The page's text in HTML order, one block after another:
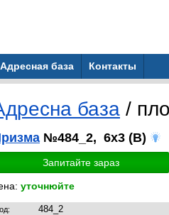
Адресная база Контакты
база /
№484_2, 6x3 (B)
Запитайте зараз
уточнюйте
484_2